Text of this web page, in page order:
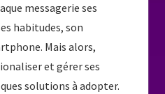
messagerie ses
habitudes, son
Mais alors,
et gérer ses
solutions à adopter.